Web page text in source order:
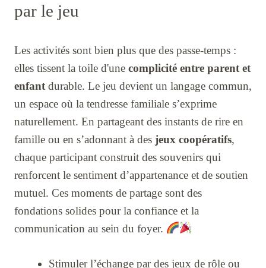
par le jeu
Les activités sont bien plus que des passe-temps :
elles tissent la toile d'une complicité entre parent et
enfant durable. Le jeu devient un langage commun,
un espace où la tendresse familiale s’exprime
naturellement. En partageant des instants de rire en
famille ou en s’adonnant à des jeux coopératifs,
chaque participant construit des souvenirs qui
renforcent le sentiment d’appartenance et de soutien
mutuel. Ces moments de partage sont des
fondations solides pour la confiance et la
communication au sein du foyer.
Stimuler l’échange par des jeux de rôle ou